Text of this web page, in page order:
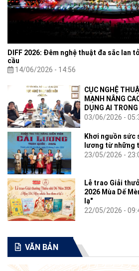
DIFF 2026: Đêm nghệ thuật đa sắc lan
cầu
14/06/2026 - 14:56
CỤC NGHỆ
MẠNH NÂNG
DỤNG AI
03/06/2026 -
Khơi nguồn sức
lương từ những
23/05/2026 -
Lễ trao Giải
2026 Mùa Dế
lạ"
22/05/2026 -
VĂN BẢN